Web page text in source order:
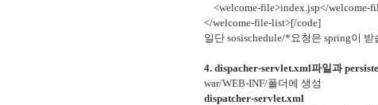
<welcome-file>index.jsp</welcome-
</welcome-file-list>[/code]
일단 sosischedule/*요청은 spring이 받
4. dispacher-servlet.xml파일과
war/WEB-INF/폴더에 생성
dispatcher-servlet.xml